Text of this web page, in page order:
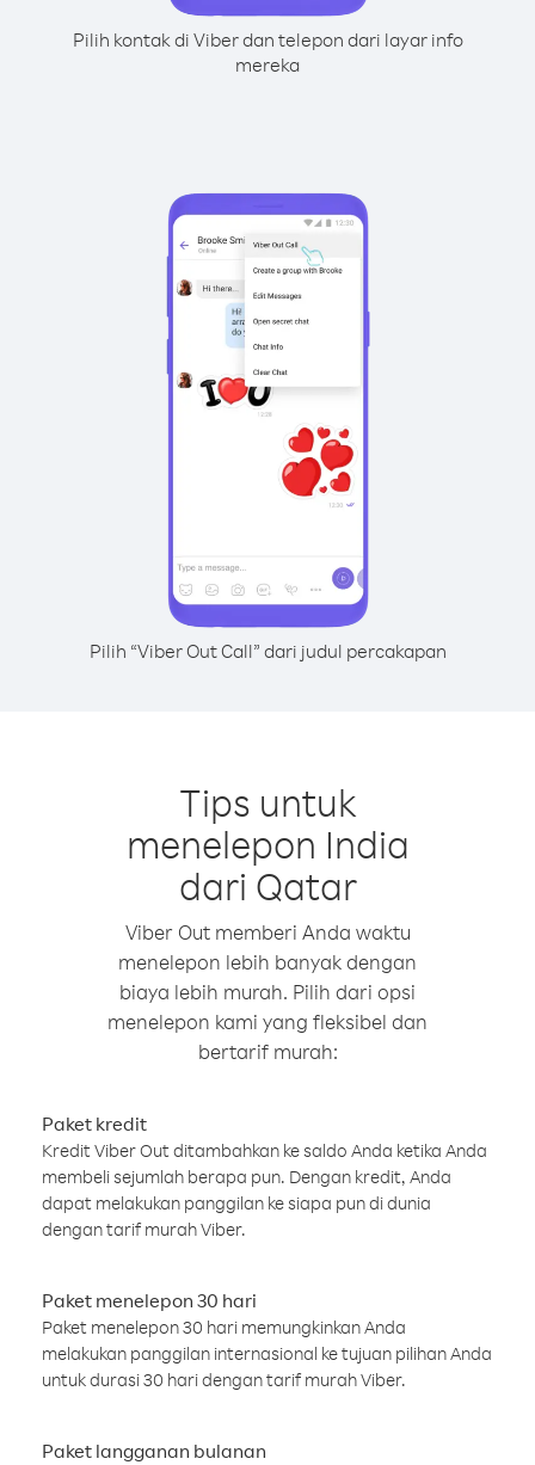
Pilih kontak di Viber dan telepon dari layar info
mereka
Pilih “Viber Out Call” dari judul percakapan
Tips untuk
menelepon India
dari Qatar
Viber Out memberi Anda waktu
menelepon lebih banyak dengan
biaya lebih murah. Pilih dari opsi
menelepon kami yang fleksibel dan
bertarif murah:
Paket kredit
Kredit Viber Out ditambahkan ke saldo Anda ketika Anda
membeli sejumlah berapa pun. Dengan kredit, Anda
dapat melakukan panggilan ke siapa pun di dunia
dengan tarif murah Viber.
Paket menelepon 30 hari
Paket menelepon 30 hari memungkinkan Anda
melakukan panggilan internasional ke tujuan pilihan Anda
untuk durasi 30 hari dengan tarif murah Viber.
Paket langganan bulanan